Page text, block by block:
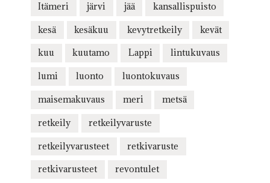
Itämeri järvi jää kansallispuisto
kesä kesäkuu kevytretkeily kevät
kuu kuutamo Lappi lintukuvaus
lumi luonto luontokuvaus
maisemakuvaus meri metsä
retkeily retkeilyvaruste
retkeilyvarusteet retkivaruste
retkivarusteet revontulet